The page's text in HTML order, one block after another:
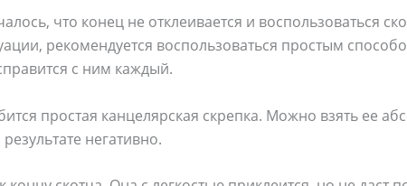
что конец не отклеивается и воспользоваться
рекомендуется воспользоваться простым
с ним каждый.
простая канцелярская скрепка. Можно взять ее
негативно.